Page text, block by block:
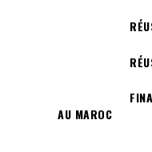
AU MAROC